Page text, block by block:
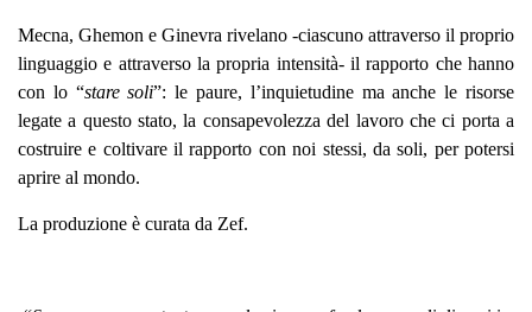
Mecna, Ghemon e Ginevra rivelano -ciascuno attraverso il proprio
linguaggio e attraverso la propria intensità- il rapporto che hanno
con lo “stare soli”: le paure, l’inquietudine ma anche le risorse
legate a questo stato, la consapevolezza del lavoro che ci porta a
costruire e coltivare il rapporto con noi stessi, da soli, per potersi
aprire al mondo.
La produzione è curata da Zef.